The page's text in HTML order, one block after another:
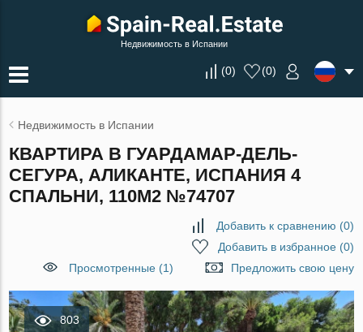
Недвижимость в Испании
(0) (0)
Недвижимость в Испании
КВАРТИРА В ГУАРДАМАР-ДЕЛЬ-
СЕГУРА, АЛИКАНТЕ, ИСПАНИЯ 4
СПАЛЬНИ, 110М2 №74707
Добавить к сравнению (0)
Добавить в избранное(0)
Просмотренные (1)
Предложить свою цену
803